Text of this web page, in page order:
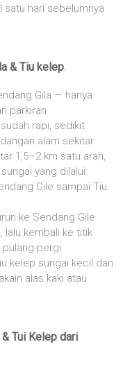
satu hari sebelumnya
& Tiu kelep.
Gila — hanya
parkiran
rapi, sedikit
alam sekitar
1,5–2 km satu arah,
yang dilalui.
Gile sampai Tiu
ke Sendang Gile
lalu kembali ke titik
pulang-pergi
kelep sungai kecil dan
alas kaki atau
Tui Kelep dari